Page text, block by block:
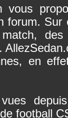
vous
forum.
des
en
football